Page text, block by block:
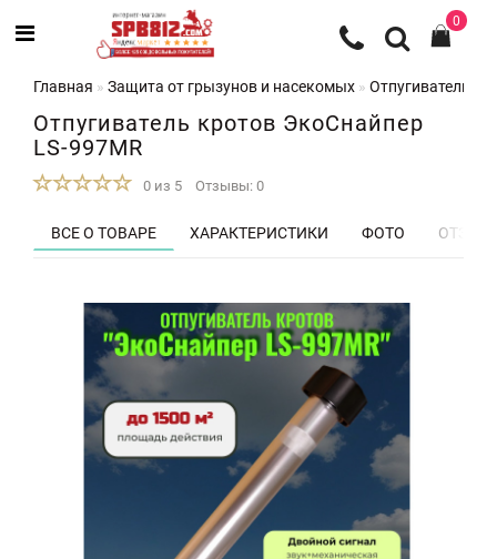
0
Главная Защита от грызунов и насекомых Отпугиватели
Отпугиватель кротов ЭкоСнайпер
LS-997MR
0 из 5 Отзывы: 0
ВСЕ О ТОВАРЕ ХАРАКТЕРИСТИКИ ФОТО